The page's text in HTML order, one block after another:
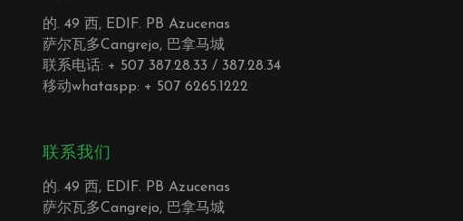
的. 49 西, EDIF. PB Azucenas
萨尔瓦多Cangrejo, 巴拿马城
联系电话: + 507 387.28.33 / 387.28.34
移动whataspp: + 507 6265.1222
联系我们
的. 49 西, EDIF. PB Azucenas
萨尔瓦多Cangrejo, 巴拿马城